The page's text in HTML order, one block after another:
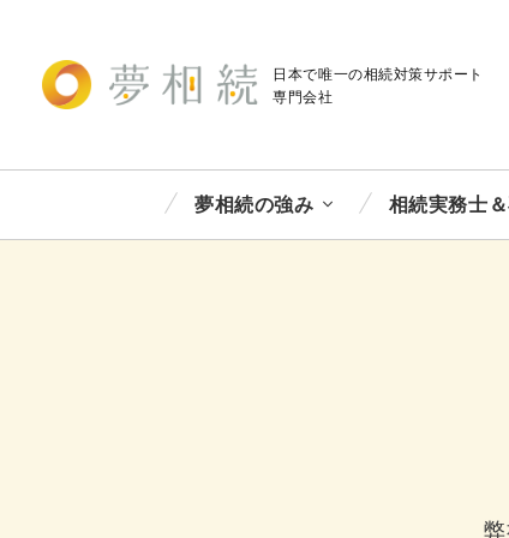
日本で唯一の相続対策サポート
専門会社
夢相続の強み 相続実務士